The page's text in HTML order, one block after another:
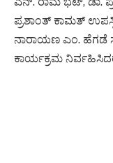
ಪ್ರಶಾಂತ್ ಕಾಮತ್
ನಾರಾಯಣ ಎಂ. ಹೆಗಡೆ
ಕಾರ್ಯಕ್ರಮ